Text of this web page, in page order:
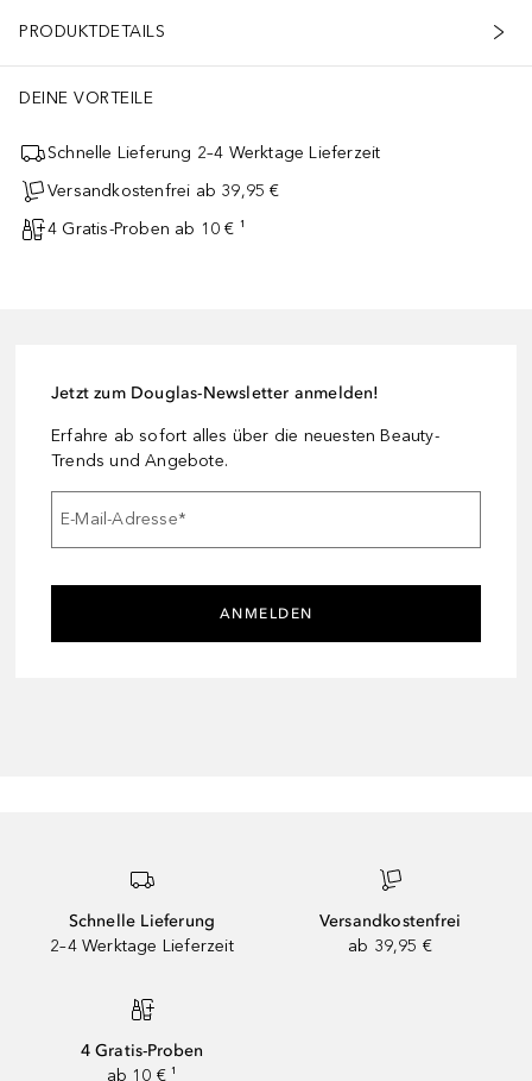
PRODUKTDETAILS
DEINE VORTEILE
Schnelle Lieferung 2–4 Werktage Lieferzeit
Versandkostenfrei ab 39,95 €
4 Gratis-Proben ab 10 € ¹
Jetzt zum Douglas-Newsletter anmelden!
Erfahre ab sofort alles über die neuesten Beauty-
Trends und Angebote.
E-Mail-Adresse*
ANMELDEN
Schnelle Lieferung
2–4 Werktage Lieferzeit
Versandkostenfrei
ab 39,95 €
4 Gratis-Proben
ab 10 € ¹